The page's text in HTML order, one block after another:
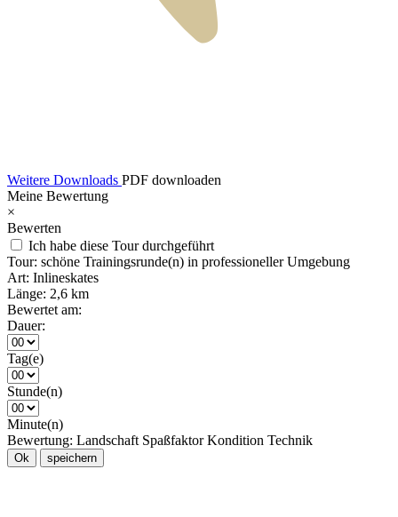
Weitere Downloads PDF downloaden
Meine Bewertung
×
Bewerten
Ich habe diese Tour durchgeführt
Tour: schöne Trainingsrunde(n) in professioneller Umgebung
Art: Inlineskates
Länge: 2,6 km
Bewertet am:
Dauer:
Tag(e)
Stunde(n)
Minute(n)
Bewertung: Landschaft Spaßfaktor Kondition Technik
Ok speichern